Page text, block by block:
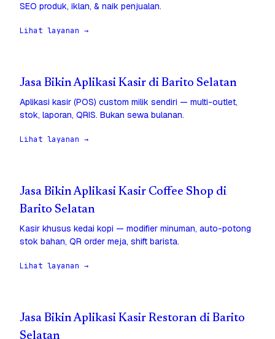
SEO produk, iklan, & naik penjualan.
Lihat layanan →
Jasa Bikin Aplikasi Kasir di Barito Selatan
Aplikasi kasir (POS) custom milik sendiri — multi-outlet,
stok, laporan, QRIS. Bukan sewa bulanan.
Lihat layanan →
Jasa Bikin Aplikasi Kasir Coffee Shop di
Barito Selatan
Kasir khusus kedai kopi — modifier minuman, auto-potong
stok bahan, QR order meja, shift barista.
Lihat layanan →
Jasa Bikin Aplikasi Kasir Restoran di Barito
Selatan